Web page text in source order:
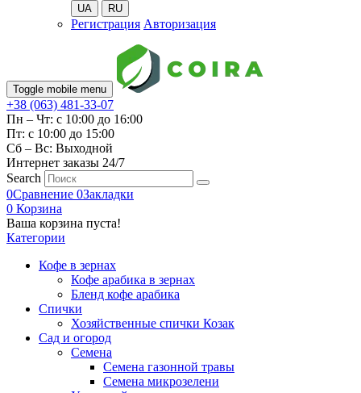
UA RU
Регистрация Авторизация
Toggle mobile menu
+38 (063) 481-33-07
Пн – Чт: с 10:00 до 16:00
Пт: с 10:00 до 15:00
Сб – Вс: Выходной
Интернет заказы 24/7
Search
0Сравнение 0Закладки
0 Корзина
Ваша корзина пуста!
Категории
Кофе в зернах
Кофе арабика в зернах
Бленд кофе арабика
Спички
Хозяйственные спички Козак
Сад и огород
Семена
Семена газонной травы
Семена микрозелени